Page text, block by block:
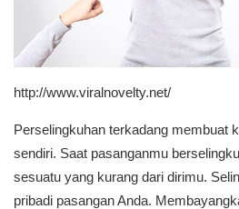
http://www.viralnovelty.net/
Perselingkuhan terkadang membuat
sendiri. Saat pasanganmu
sesuatu yang kurang dari dirimu.
pribadi pasangan Anda.